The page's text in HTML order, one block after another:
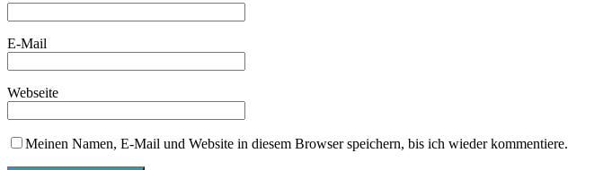
E-Mail
Webseite
Meinen Namen, E-Mail und Website in diesem Browser speichern, bis ich wieder kommentiere.